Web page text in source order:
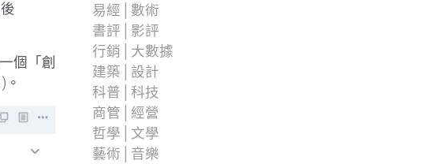
個「創
易經│數術
書評│影評
行銷│大數據
建築│設計
科普│科技
商管│經營
哲學│文學
藝術│音樂